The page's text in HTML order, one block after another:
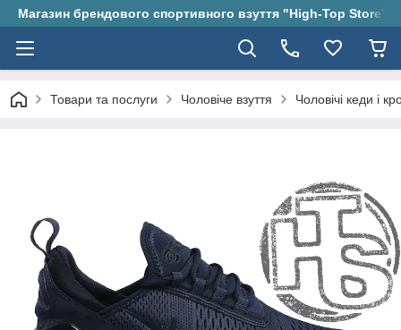
Магазин брендового спортивного взуття "High-Top Store"
Товари та послуги Чоловіче взуття Чоловічі кеди і